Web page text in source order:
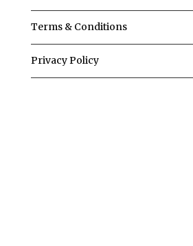
Terms & Conditions
Privacy Policy